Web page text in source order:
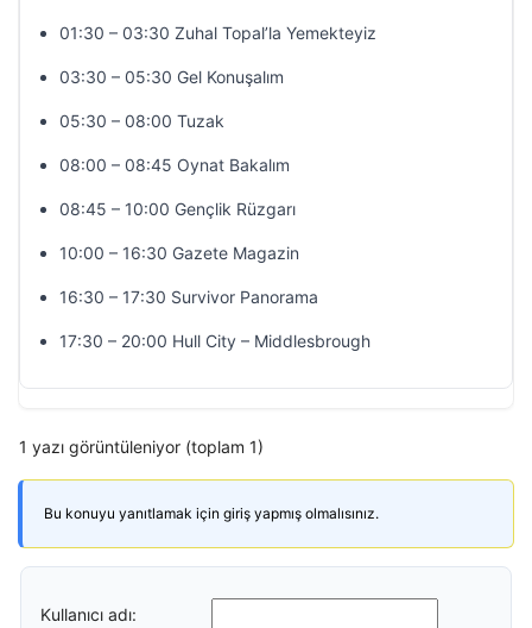
01:30 – 03:30 Zuhal Topal’la Yemekteyiz
03:30 – 05:30 Gel Konuşalım
05:30 – 08:00 Tuzak
08:00 – 08:45 Oynat Bakalım
08:45 – 10:00 Gençlik Rüzgarı
10:00 – 16:30 Gazete Magazin
16:30 – 17:30 Survivor Panorama
17:30 – 20:00 Hull City – Middlesbrough
1 yazı görüntüleniyor (toplam 1)
Bu konuyu yanıtlamak için giriş yapmış olmalısınız.
Kullanıcı adı: